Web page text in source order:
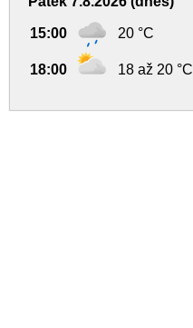
15:00 20 °C
18:00 18 až 20 °C